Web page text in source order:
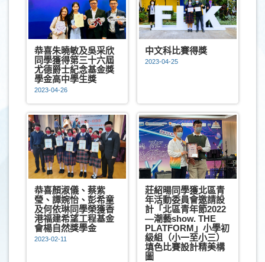
恭喜朱曉敏及吳采欣
同學獲得第三十六屆
尤德爵士紀念基金獎
學金高中學生獎
2023-04-26
中文科比賽得獎
2023-04-25
恭喜顏淑儀、蔡紫
瑩、譚婉怡、彭希童
及何依琳同學榮獲香
港福建希望工程基金
會楊自然獎學金
2023-02-11
莊紹暘同學獲北區青
年活動委員會邀請設
計「北區青年節2022
—潮藝show. THE
PLATFORM」小學初
級組（小一至小三）
填色比賽設計精美構
圖